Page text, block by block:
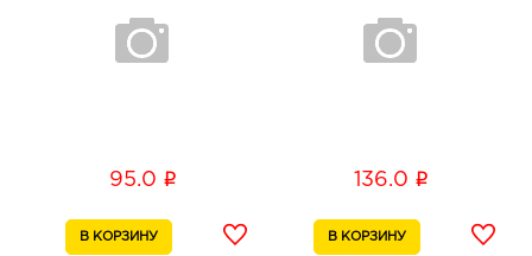
95.0 i 136.0 i